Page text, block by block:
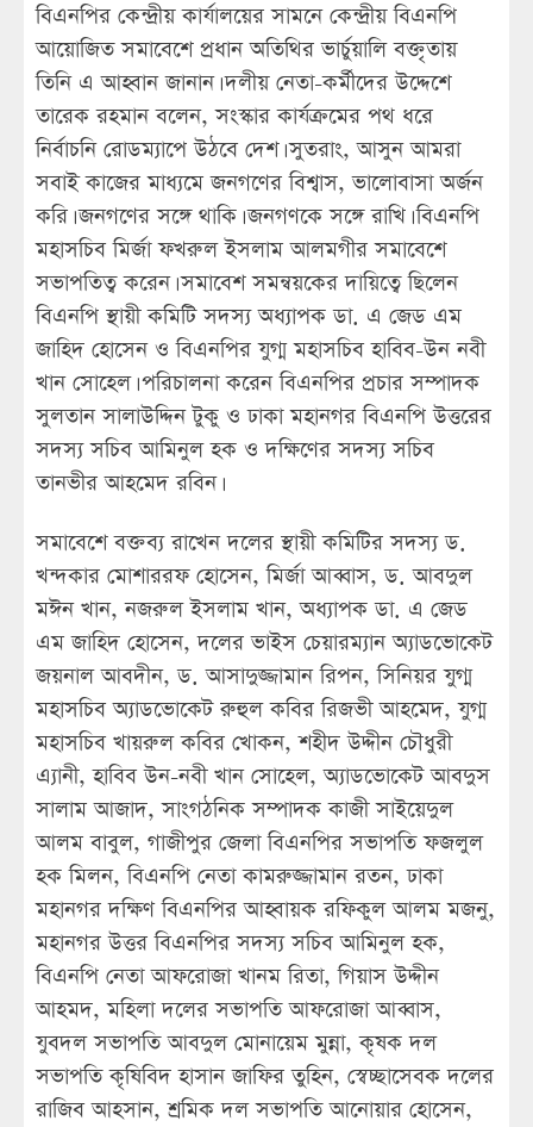
বিএনপির কেন্দ্রীয় কার্যালয়ের সামনে কেন্দ্রীয় বিএনপি
আয়োজিত সমাবেশে প্রধান অতিথির ভার্চুয়ালি বক্তৃতায়
তিনি এ আহ্বান জানান। দলীয় নেতা-কর্মীদের উদ্দেশে
তারেক রহমান বলেন, সংস্কার কার্যক্রমের পথ ধরে
নির্বাচনি রোডম্যাপে উঠবে দেশ। সুতরাং, আসুন আমরা
সবাই কাজের মাধ্যমে জনগণের বিশ্বাস, ভালোবাসা অর্জন
করি। জনগণের সঙ্গে থাকি। জনগণকে সঙ্গে রাখি। বিএনপি
মহাসচিব মির্জা ফখরুল ইসলাম আলমগীর সমাবেশে
সভাপতিত্ব করেন। সমাবেশ সমন্বয়কের দায়িত্বে ছিলেন
বিএনপি স্থায়ী কমিটি সদস্য অধ্যাপক ডা. এ জেড এম
জাহিদ হোসেন ও বিএনপির যুগ্ম মহাসচিব হাবিব-উন নবী
খান সোহেল। পরিচালনা করেন বিএনপির প্রচার সম্পাদক
সুলতান সালাউদ্দিন টুকু ও ঢাকা মহানগর বিএনপি উত্তরের
সদস্য সচিব আমিনুল হক ও দক্ষিণের সদস্য সচিব
তানভীর আহমেদ রবিন।
সমাবেশে বক্তব্য রাখেন দলের স্থায়ী কমিটির সদস্য ড.
খন্দকার মোশাররফ হোসেন, মির্জা আব্বাস, ড. আবদুল
মঈন খান, নজরুল ইসলাম খান, অধ্যাপক ডা. এ জেড
এম জাহিদ হোসেন, দলের ভাইস চেয়ারম্যান অ্যাডভোকেট
জয়নাল আবদীন, ড. আসাদুজ্জামান রিপন, সিনিয়র যুগ্ম
মহাসচিব অ্যাডভোকেট রুহুল কবির রিজভী আহমেদ, যুগ্ম
মহাসচিব খায়রুল কবির খোকন, শহীদ উদ্দীন চৌধুরী
এ্যানী, হাবিব উন-নবী খান সোহেল, অ্যাডভোকেট আবদুস
সালাম আজাদ, সাংগঠনিক সম্পাদক কাজী সাইয়েদুল
আলম বাবুল, গাজীপুর জেলা বিএনপির সভাপতি ফজলুল
হক মিলন, বিএনপি নেতা কামরুজ্জামান রতন, ঢাকা
মহানগর দক্ষিণ বিএনপির আহ্বায়ক রফিকুল আলম মজনু,
মহানগর উত্তর বিএনপির সদস্য সচিব আমিনুল হক,
বিএনপি নেতা আফরোজা খানম রিতা, গিয়াস উদ্দীন
আহমদ, মহিলা দলের সভাপতি আফরোজা আব্বাস,
যুবদল সভাপতি আবদুল মোনায়েম মুন্না, কৃষক দল
সভাপতি কৃষিবিদ হাসান জাফির তুহিন, স্বেচ্ছাসেবক দলের
রাজিব আহসান, শ্রমিক দল সভাপতি আনোয়ার হোসেন,